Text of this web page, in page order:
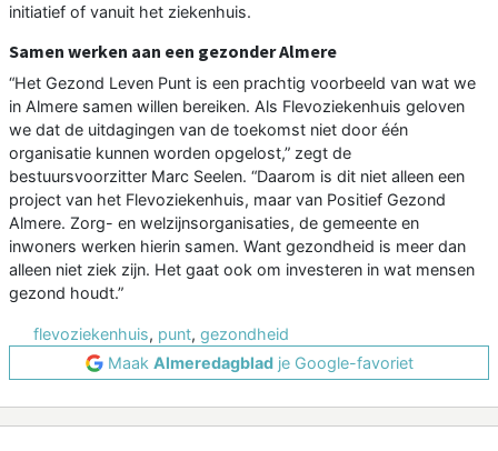
initiatief of vanuit het ziekenhuis.
Samen werken aan een gezonder Almere
“Het Gezond Leven Punt is een prachtig voorbeeld van wat we
in Almere samen willen bereiken. Als Flevoziekenhuis geloven
we dat de uitdagingen van de toekomst niet door één
organisatie kunnen worden opgelost,” zegt de
bestuursvoorzitter Marc Seelen. “Daarom is dit niet alleen een
project van het Flevoziekenhuis, maar van Positief Gezond
Almere. Zorg- en welzijnsorganisaties, de gemeente en
inwoners werken hierin samen. Want gezondheid is meer dan
alleen niet ziek zijn. Het gaat ook om investeren in wat mensen
gezond houdt.”
flevoziekenhuis, punt, gezondheid
Maak Almeredagbladje Google-favoriet